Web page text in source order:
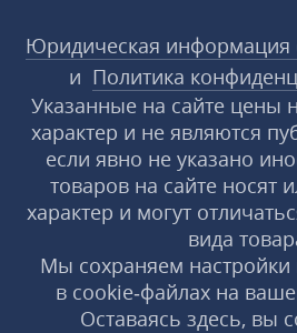
Юридическая информация
и Политика
Указанные на сайте цены
характер и не являются
если явно не указано
товаров на сайте носят
характер и могут
вида
Мы сохраняем настройки
в cookie‑файлах на
Оставаясь здесь, вы